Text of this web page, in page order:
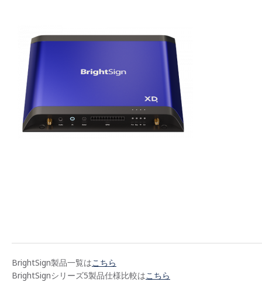
BrightSign製品一覧はこちら
BrightSignシリーズ5製品仕様比較はこちら